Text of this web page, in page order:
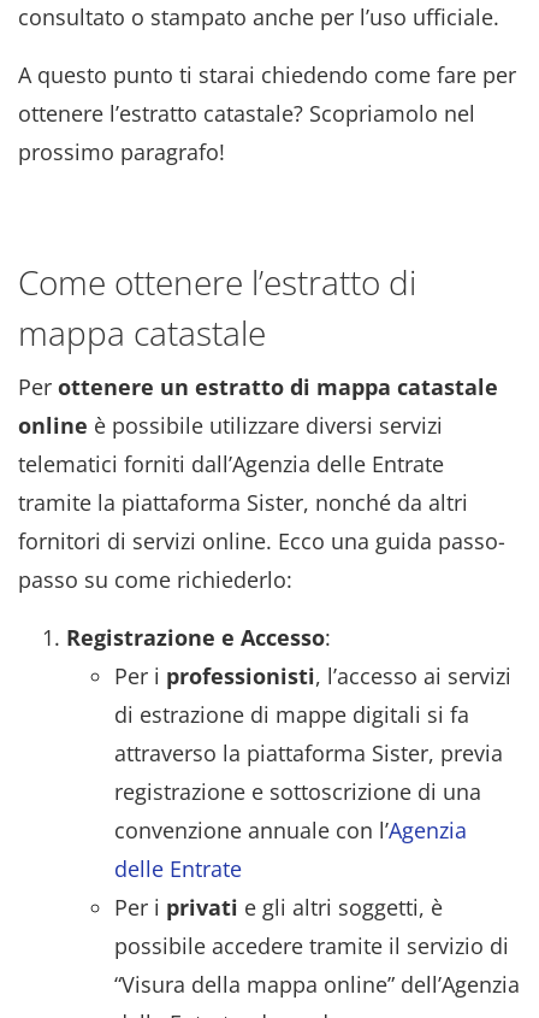
consultato o stampato anche per l’uso ufficiale.
A questo punto ti starai chiedendo come fare per
ottenere l’estratto catastale? Scopriamolo nel
prossimo paragrafo!
Come ottenere l’estratto di
mappa catastale
Per ottenere un estratto di mappa catastale
online è possibile utilizzare diversi servizi
telematici forniti dall’Agenzia delle Entrate
tramite la piattaforma Sister, nonché da altri
fornitori di servizi online. Ecco una guida passo-
passo su come richiederlo:
Registrazione e Accesso:
Per i professionisti, l’accesso ai servizi
di estrazione di mappe digitali si fa
attraverso la piattaforma Sister, previa
registrazione e sottoscrizione di una
convenzione annuale con l’Agenzia
delle Entrate
Per i privati e gli altri soggetti, è
possibile accedere tramite il servizio di
“Visura della mappa online” dell’Agenzia